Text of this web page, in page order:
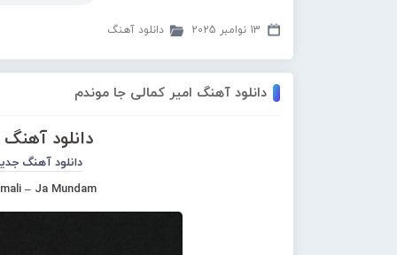
13 نوامبر 2025 دانلود آهنگ
دانلود آهنگ امیر کمالی جا موندم
دانلود
دانلود آهنگ
– Ja Mundam